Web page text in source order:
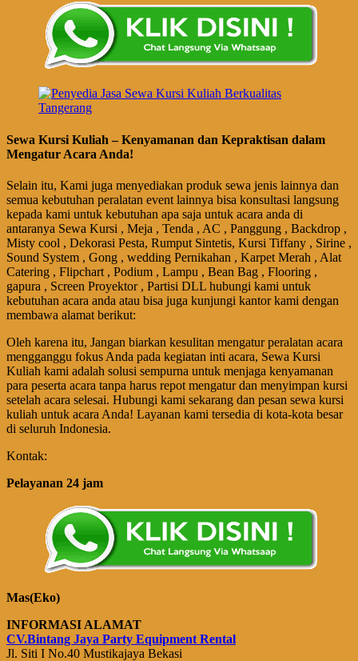
Sewa Kursi Kuliah – Kenyamanan dan Kepraktisan dalam
Mengatur Acara Anda!
Selain itu, Kami juga menyediakan produk sewa jenis lainnya dan
semua kebutuhan peralatan event lainnya bisa konsultasi langsung
kepada kami untuk kebutuhan apa saja untuk acara anda di
antaranya Sewa Kursi , Meja , Tenda , AC , Panggung , Backdrop ,
Misty cool , Dekorasi Pesta, Rumput Sintetis, Kursi Tiffany , Sirine ,
Sound System , Gong , wedding Pernikahan , Karpet Merah , Alat
Catering , Flipchart , Podium , Lampu , Bean Bag , Flooring ,
gapura , Screen Proyektor , Partisi DLL hubungi kami untuk
kebutuhan acara anda atau bisa juga kunjungi kantor kami dengan
membawa alamat berikut:
Oleh karena itu, Jangan biarkan kesulitan mengatur peralatan acara
mengganggu fokus Anda pada kegiatan inti acara, Sewa Kursi
Kuliah kami adalah solusi sempurna untuk menjaga kenyamanan
para peserta acara tanpa harus repot mengatur dan menyimpan kursi
setelah acara selesai. Hubungi kami sekarang dan pesan sewa kursi
kuliah untuk acara Anda! Layanan kami tersedia di kota-kota besar
di seluruh Indonesia.
Kontak:
Pelayanan 24 jam
Mas(Eko)
INFORMASI ALAMAT
CV.Bintang Jaya Party Equipment Rental
Jl. Siti I No.40 Mustikajaya Bekasi